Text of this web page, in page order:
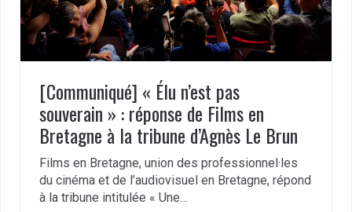
[Communiqué] « Élu n’est pas
souverain » : réponse de Films en
Bretagne à la tribune d’Agnès Le Brun
Films en Bretagne, union des professionnel·les
du cinéma et de l’audiovisuel en Bretagne, répond
à la tribune intitulée « Une…